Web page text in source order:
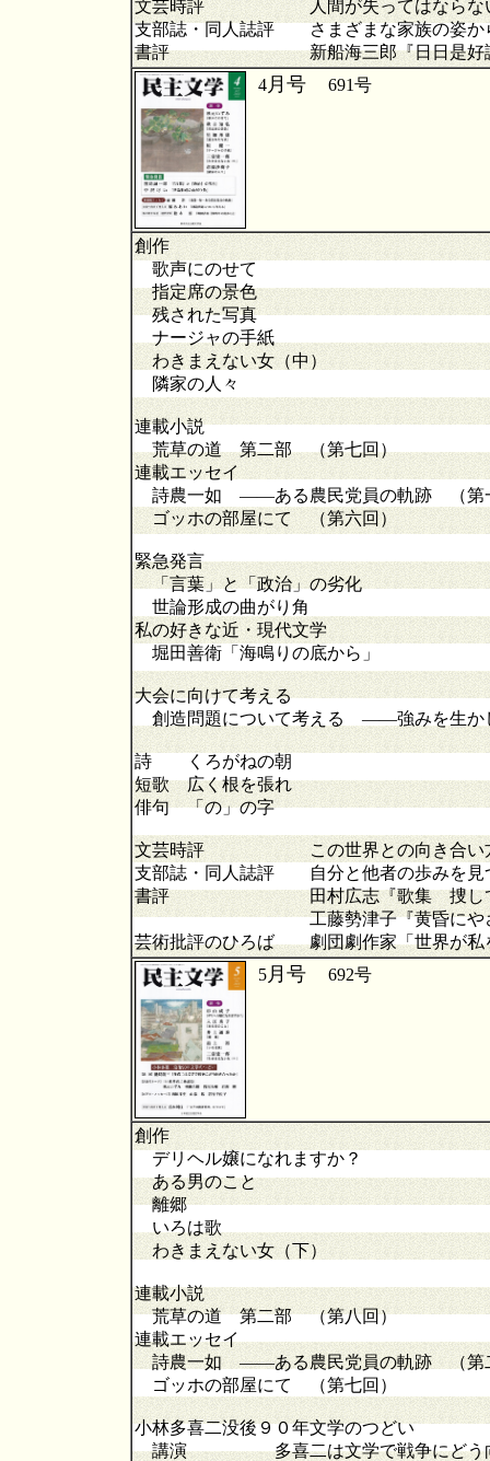
文芸時評 人間が失ってはならな
支部誌・同人誌評 さまざまな家族の姿か
書評 新船海三郎『日日是好
4月号 691
創作
歌声にのせて
指定席の景色
残された写真
ナージャの手紙
わきまえない女（中）
隣家の人々
連載小説
荒草の道 第二部 （第七回）
連載エッセイ
詩農一如 ――ある農民党員の軌跡 （第
ゴッホの部屋にて （第六回）
緊急発言
「言葉」と「政治」の劣化
世論形成の曲がり角
私の好きな近・現代文学
堀田善衛「海鳴りの底から」
大会に向けて考える
創造問題について考える ――強みを生か
詩 くろがねの朝
短歌 広く根を張れ
俳句 「の」の字
文芸時評 この世界との向き合い
支部誌・同人誌評 自分と他者の歩みを見
書評 田村広志『歌集 捜して
工藤勢津子『黄昏にやさ
芸術批評のひろば 劇団劇作家「世界が私
5月号 692
創作
デリヘル嬢になれますか？
ある男のこと
離郷
いろは歌
わきまえない女（下）
連載小説
荒草の道 第二部 （第八回）
連載エッセイ
詩農一如 ――ある農民党員の軌跡 （第
ゴッホの部屋にて （第七回）
小林多喜二没後９０年文学のつどい
講演 多喜二は文学で戦争にどう向